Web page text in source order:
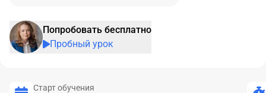
Попробовать бесплатно
Пробный урок
Старт обучения